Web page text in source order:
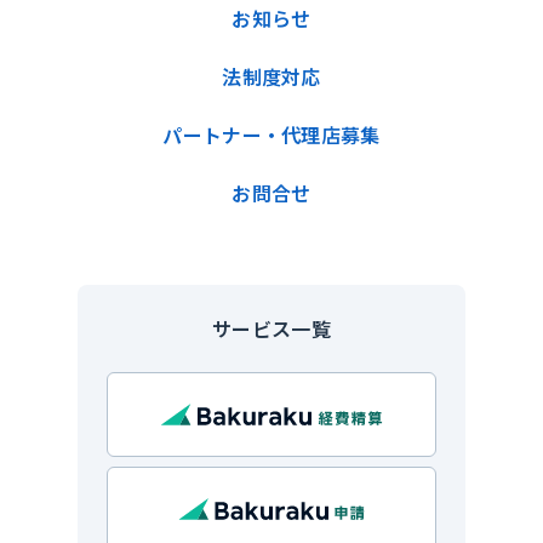
お知らせ
法制度対応
パートナー・代理店募集
お問合せ
サービス一覧